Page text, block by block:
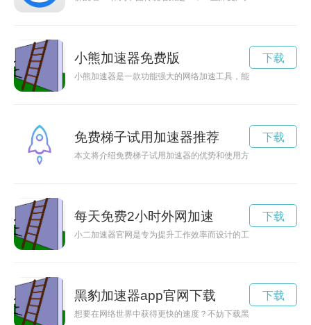
小熊加速器免费版
小熊加速器是一款功能强大的网络加速工具，能够帮助用户提
下载
免费梯子试用加速器推荐
本文将介绍免费梯子试用加速器的优势和使用方法，帮助用户
下载
每天免费2小时外网加速
小二加速器官网是专为提升工作效率而设计的工具，通过其独
下载
黑豹加速器app官网下载
想要在网络世界中获得更快的速度？不妨下载黑豹加速器app
下载